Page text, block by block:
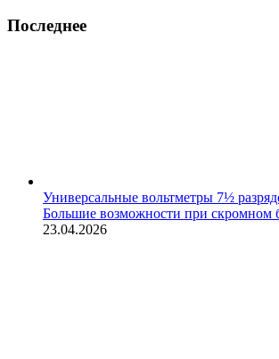
Последнее
Универсальные вольтметры 7½
Большие возможности при скромном
23.04.2026